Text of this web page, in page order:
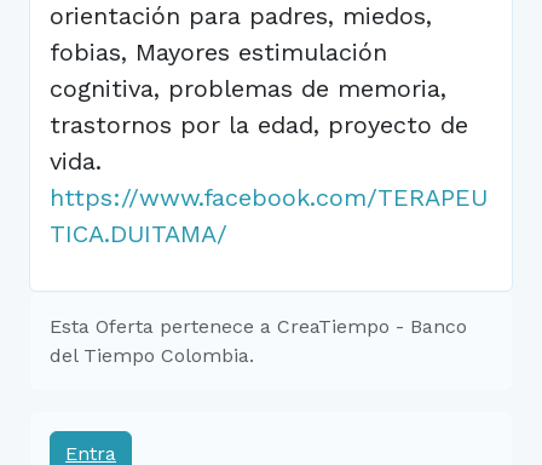
orientación para padres, miedos,
fobias, Mayores estimulación
cognitiva, problemas de memoria,
trastornos por la edad, proyecto de
vida.
https://www.facebook.com/TERAPEU
TICA.DUITAMA/
Esta Oferta pertenece a CreaTiempo - Banco
del Tiempo Colombia.
Entra